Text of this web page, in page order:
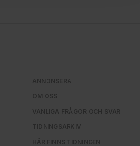
informationen med annan
tillhandahållit eller som de har
användande av vår webbplats.
ANNONSERA
OM OSS
VANLIGA FRÅGOR OCH SVAR
TIDNINGSARKIV
HÄR FINNS TIDNINGEN